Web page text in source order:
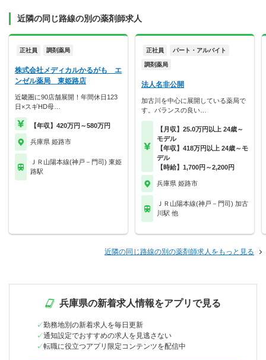
近隣の同じ路線の別の薬剤師求人
正社員 調剤薬局
株式会社メディカルかるがも エ
ンゼル薬局 東姫路店
近畿圏に90店舗展開！年間休日123
日×スギHD母…
【年収】420万円～580万円
兵庫県 姫路市
ＪＲ山陽本線(神戸－門司) 東姫
路駅
正社員 パート・アルバイト
調剤薬局
法人名非公開
加古川を中心に展開している薬局で
す。バランスの良い…
【月収】25.0万円以上 24歳～
モデル
【年収】418万円以上 24歳～モ
デル
【時給】1,700円～2,200円
兵庫県 姫路市
ＪＲ山陽本線(神戸－門司) 加古
川駅 他
近隣の同じ路線の別の薬剤師求人をもっと見る
兵庫県の新着求人情報をアプリで見る
勤務地別の新着求人を毎日更新
通知設定でおすすめの求人を見逃さない
転職に役立つアプリ限定コンテンツを配信中